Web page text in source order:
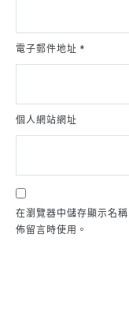
電子郵件地址 *
個人網站網址
在瀏覽器中儲存顯示名
佈留言時使用。